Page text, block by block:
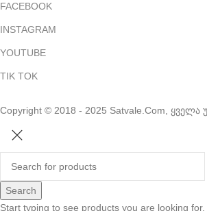
FACEBOOK
INSTAGRAM
YOUTUBE
TIK TOK
Copyright © 2018 - 2025 Satvale.Com,
Search
Start typing to see products you are looking for.